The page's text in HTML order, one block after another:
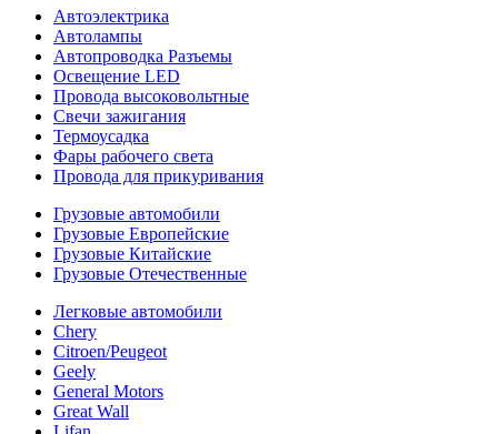
Автоэлектрика
Автолампы
Автопроводка Разъемы
Освещение LED
Провода высоковольтные
Свечи зажигания
Термоусадка
Фары рабочего света
Провода для прикуривания
Грузовые автомобили
Грузовые Европейские
Грузовые Китайские
Грузовые Отечественные
Легковые автомобили
Chery
Citroen/Peugeot
Geely
General Motors
Great Wall